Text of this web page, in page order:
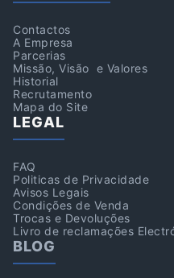
Contactos
A Empresa
Parcerias
Missão, Visão e Valores
Historial
Recrutamento
Mapa do Site
LEGAL
FAQ
Politicas de Privacidade
Avisos Legais
Condições de Venda
Trocas e Devoluções
Livro de reclamações
BLOG